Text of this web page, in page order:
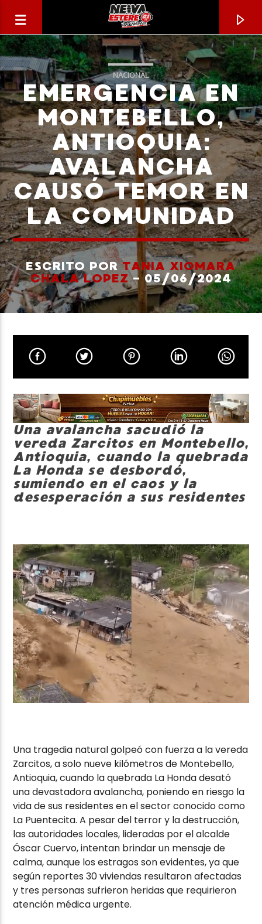
CANCIÓN ACTUAL
TÍTULO
ARTISTA
Neiva Estereo
NACIONAL
EMERGENCIA EN
MONTEBELLO,
ANTIOQUIA:
AVALANCHA
CAUSÓ TEMOR EN
LA COMUNIDAD
ESCRITO PORTANIA XIOMARA
CHALA LOPEZ- 05/06/2024
Una avalancha sacudió la
vereda Zarcitos en Montebello,
Antioquia, cuando la quebrada
La Honda se desbordó,
sumiendo en el caos y la
desesperación a sus residentes
Una tragedia natural golpeó con fuerza a la vereda
Zarcitos, a solo nueve kilómetros de Montebello,
Antioquia, cuando la quebrada La Honda desató
una devastadora avalancha, poniendo en riesgo la
vida de sus residentes en el sector conocido como
La Puentecita. A pesar del terror y la destrucción,
las autoridades locales, lideradas por el alcalde
Óscar Cuervo, intentan brindar un mensaje de
calma, aunque los estragos son evidentes, ya que
según reportes 30 viviendas resultaron afectadas
y tres personas sufrieron heridas que requirieron
atención médica urgente.